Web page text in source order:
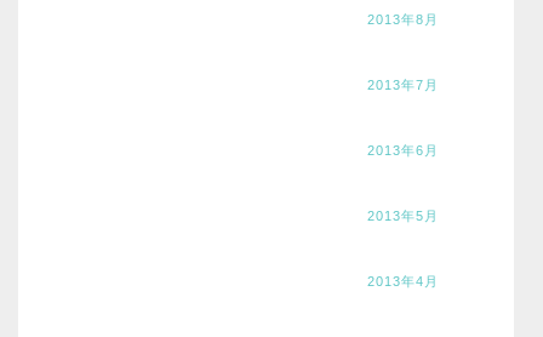
2013年8月
2013年7月
2013年6月
2013年5月
2013年4月